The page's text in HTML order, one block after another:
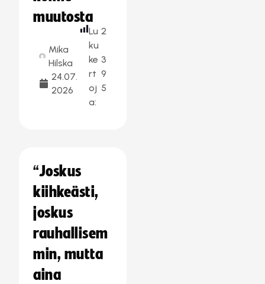
muutosta
Mika
Hilska
24.07.
2026
Lu
ku
ke
rt
oj
a:
2
3
9
5
“Joskus
kiihkeästi,
joskus
rauhallisem
min, mutta
aina